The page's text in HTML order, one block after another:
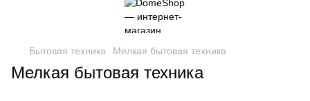
Бытовая техника Мелкая бытовая техника
Мелкая бытовая техника